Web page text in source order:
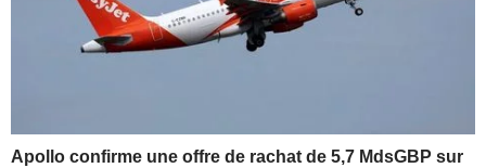
Apollo confirme une offre de rachat de 5,7 MdsGBP sur